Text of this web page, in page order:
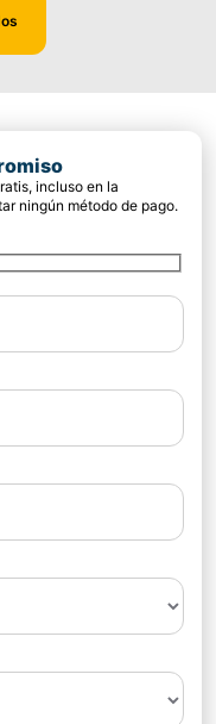
incluso en la
ningún método de pago.